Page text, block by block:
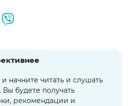
начните читать и слушать
будете получать
рекомендации и